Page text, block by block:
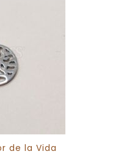
de la Vida